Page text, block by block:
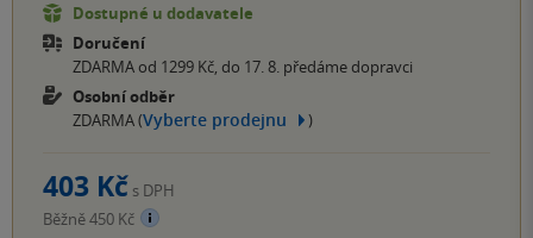
Dostupné u dodavatele
Doručení
ZDARMA od 1299 Kč, do 17. 8. předáme dopravci
Osobní odběr
ZDARMA (Vyberte prodejnu )
403 Kč s DPH
Běžně 450 Kč